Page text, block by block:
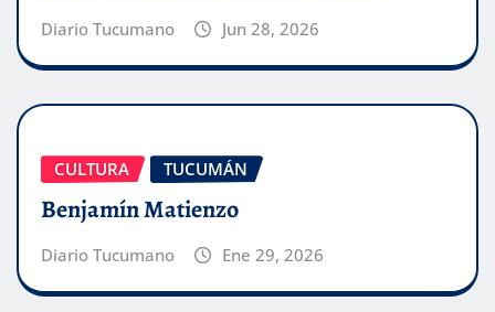
Diario Tucumano Jun 28, 2026
CULTURA TUCUMÁN
Benjamín Matienzo
Diario Tucumano Ene 29, 2026